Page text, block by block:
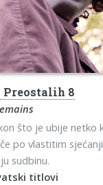
Preostalih 8
što je ubije netko
po vlastitim
sudbinu.
titlovi